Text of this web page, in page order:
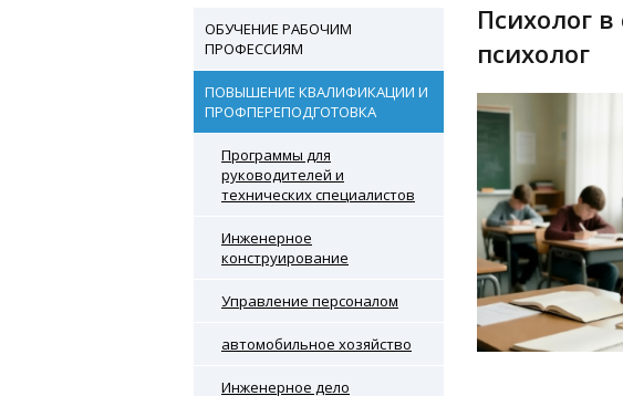
ОБУЧЕНИЕ РАБОЧИМ
ПРОФЕССИЯМ
ПОВЫШЕНИЕ КВАЛИФИКАЦИИ И
ПРОФПЕРЕПОДГОТОВКА
Программы для
руководителей и
технических специалистов
Инженерное
конструирование
Управление персоналом
автомобильное хозяйство
Инженерное дело
Психолог в сфере образования. Квалификация Педагог -
психолог